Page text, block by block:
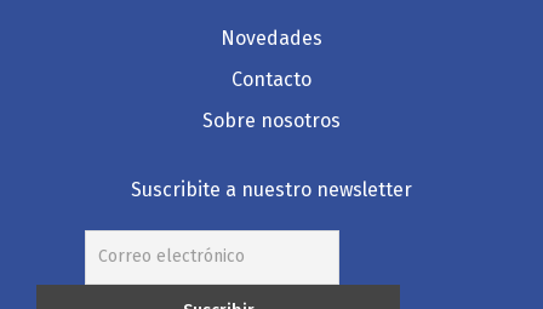
Novedades
Contacto
Sobre nosotros
Suscribite a nuestro newsletter